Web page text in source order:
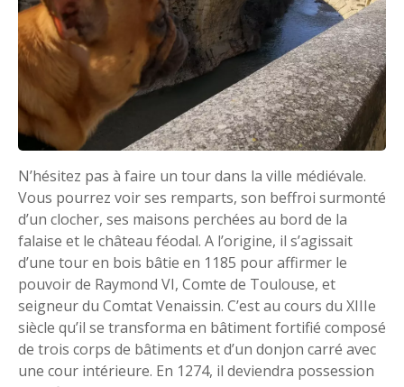
N’hésitez pas à faire un tour dans la ville médiévale.
Vous pourrez voir ses remparts, son beffroi surmonté
d’un clocher, ses maisons perchées au bord de la
falaise et le château féodal. A l’origine, il s’agissait
d’une tour en bois bâtie en 1185 pour affirmer le
pouvoir de Raymond VI, Comte de Toulouse, et
seigneur du Comtat Venaissin. C’est au cours du XIIIe
siècle qu’il se transforma en bâtiment fortifié composé
de trois corps de bâtiments et d’un donjon carré avec
une cour intérieure. En 1274, il deviendra possession